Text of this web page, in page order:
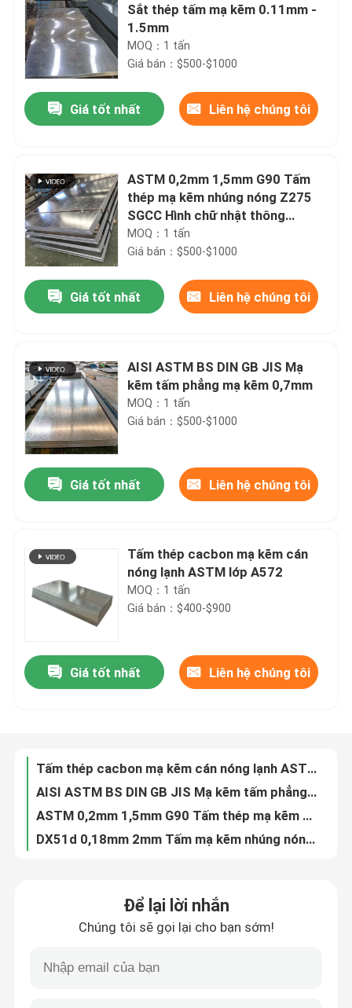
Nhà
Các sản phẩm
Về chúng tôi
Liên hệ chúng tôi
Tin tức
Cuộn thép không gỉ cán nóng
Sắt thép tấm mạ kẽm 0.11mm -
1.5mm
MOQ：1 tấn
Giá bán：$500-$1000
Giá tốt nhất Liên hệ chúng tôi
ASTM 0,2mm 1,5mm G90 Tấm
thép mạ kẽm nhúng nóng Z275
SGCC Hình chữ nhật thông
thường
MOQ：1 tấn
Giá bán：$500-$1000
Giá tốt nhất Liên hệ chúng tôi
AISI ASTM BS DIN GB JIS Mạ
kẽm tấm phẳng mạ kẽm 0,7mm
MOQ：1 tấn
Giá bán：$500-$1000
Giá tốt nhất Liên hệ chúng tôi
Tấm thép cacbon mạ kẽm cán
nóng lạnh ASTM lớp A572
MOQ：1 tấn
Giá bán：$400-$900
Giá tốt nhất Liên hệ chúng tôiTấm thép cacbon mạ kẽm cán nóng lạnh ASTM lớp A572
Tấm thép mạ kẽm SS400 Tấm thép cao cấp ASTM A36 1500mm
Tấm thép mạ kẽm nhúng nóng cán nguội Lớp mạ kẽm Q195L
Tấm mạ kẽm 0,5mm 914mm Z60G GI mạ kẽm Tráng nóng
Astm A527 Thép tấm mạ kẽm A526 G90 Z275 Cán nguội hoàn toàn
Để lại lời nhắn
Chúng tôi sẽ gọi lại cho bạn sớm!